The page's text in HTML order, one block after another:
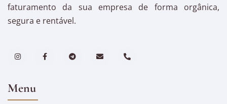
faturamento da sua empresa de forma orgânica,
segura e rentável.
Menu